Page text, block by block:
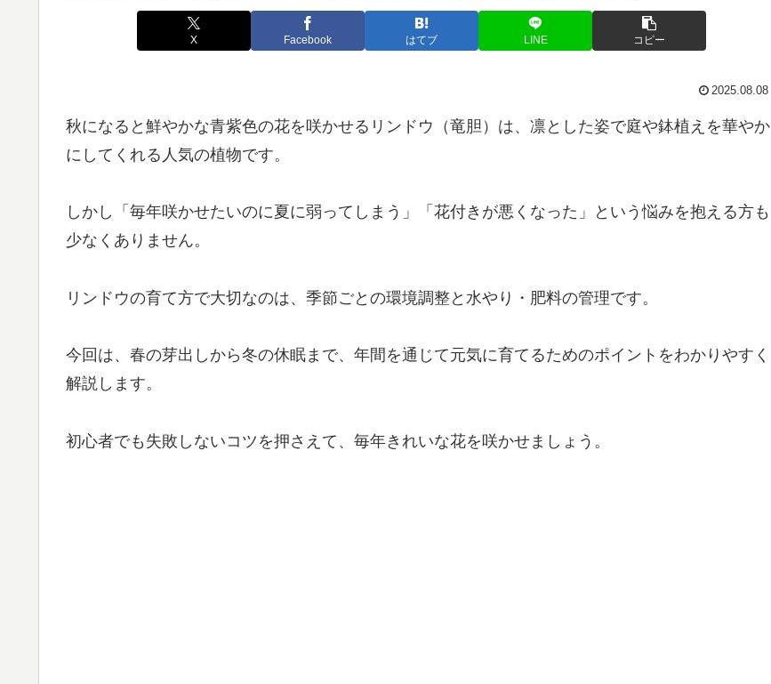
X Facebook はてブ LINE コピー
2025.08.08
秋になると鮮やかな青紫色の花を咲かせるリンドウ（竜胆）は、凛とした姿で庭や鉢植えを華やか
にしてくれる人気の植物です。
しかし「毎年咲かせたいのに夏に弱ってしまう」「花付きが悪くなった」という悩みを抱える方も
少なくありません。
リンドウの育て方で大切なのは、季節ごとの環境調整と水やり・肥料の管理です。
今回は、春の芽出しから冬の休眠まで、年間を通じて元気に育てるためのポイントをわかりやすく
解説します。
初心者でも失敗しないコツを押さえて、毎年きれいな花を咲かせましょう。